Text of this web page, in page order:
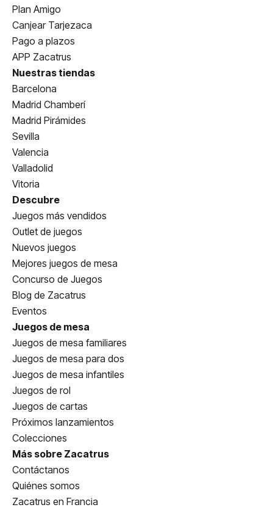
Plan Amigo
Canjear Tarjezaca
Pago a plazos
APP Zacatrus
Nuestras tiendas
Barcelona
Madrid Chamberí
Madrid Pirámides
Sevilla
Valencia
Valladolid
Vitoria
Descubre
Juegos más vendidos
Outlet de juegos
Nuevos juegos
Mejores juegos de mesa
Concurso de Juegos
Blog de Zacatrus
Eventos
Juegos de mesa
Juegos de mesa familiares
Juegos de mesa para dos
Juegos de mesa infantiles
Juegos de rol
Juegos de cartas
Próximos lanzamientos
Colecciones
Más sobre Zacatrus
Contáctanos
Quiénes somos
Zacatrus en Francia